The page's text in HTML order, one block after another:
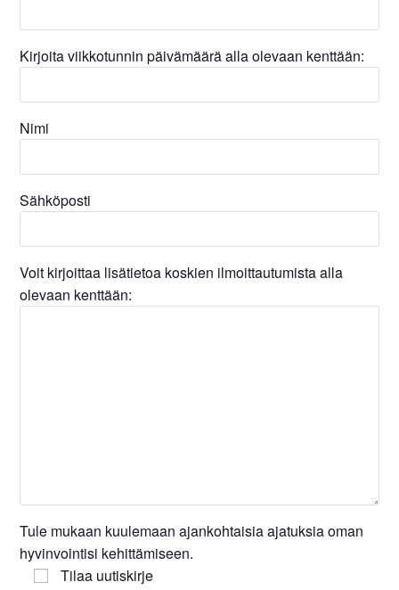
Kirjoita viikkotunnin päivämäärä alla olevaan kenttään:
Nimi
Sähköposti
Voit kirjoittaa lisätietoa koskien ilmoittautumista alla
olevaan kenttään:
Tule mukaan kuulemaan ajankohtaisia ajatuksia oman
hyvinvointisi kehittämiseen.
Tilaa uutiskirje